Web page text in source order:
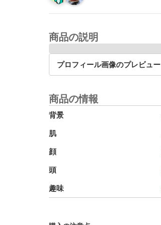
商品の説明
プロフィール画像のプレビュー
商品の情報
背景
肌
顔
頭
趣味